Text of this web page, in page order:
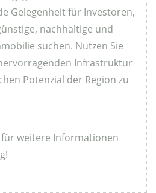
Gelegenheit für Investoren,
nachhaltige und
suchen. Nutzen Sie
Infrastruktur
Potenzial der Region zu
weitere Informationen